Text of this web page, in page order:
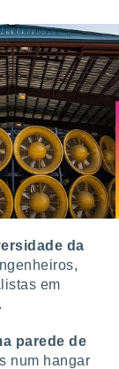
da
em
parede de
num hangar